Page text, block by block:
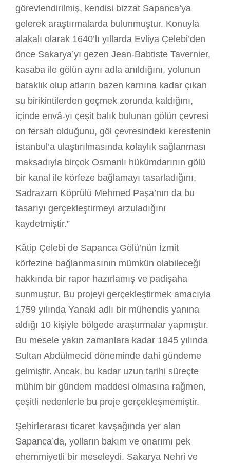
görevlendirilmiş, kendisi bizzat Sapanca’ya
gelerek araştırmalarda bulunmuştur. Konuyla
alakalı olarak 1640’lı yıllarda Evliya Çelebi’den
önce Sakarya’yı gezen Jean-Babtiste Tavernier,
kasaba ile gölün aynı adla anıldığını, yolunun
bataklık olup atların bazen karnına kadar çıkan
su birikintilerden geçmek zorunda kaldığını,
içinde envâ-yı çeşit balık bulunan gölün çevresi
on fersah olduğunu, göl çevresindeki kerestenin
İstanbul’a ulaştırılmasında kolaylık sağlanması
maksadıyla birçok Osmanlı hükümdarının gölü
bir kanal ile körfeze bağlamayı tasarladığını,
Sadrazam Köprülü Mehmed Paşa’nın da bu
tasarıyı gerçekleştirmeyi arzuladığını
kaydetmiştir.”
Kâtip Çelebi de Sapanca Gölü’nün İzmit
körfezine bağlanmasının mümkün olabileceği
hakkında bir rapor hazırlamış ve padişaha
sunmuştur. Bu projeyi gerçekleştirmek amacıyla
1759 yılında Yanaki adlı bir mühendis yanına
aldığı 10 kişiyle bölgede araştırmalar yapmıştır.
Bu mesele yakın zamanlara kadar 1845 yılında
Sultan Abdülmecid döneminde dahi gündeme
gelmiştir. Ancak, bu kadar uzun tarihi süreçte
mühim bir gündem maddesi olmasına rağmen,
çeşitli nedenlerle bu proje gerçekleşmemiştir.
Şehirlerarası ticaret kavşağında yer alan
Sapanca’da, yolların bakım ve onarımı pek
ehemmiyetli bir meseleydi. Sakarya Nehri ve